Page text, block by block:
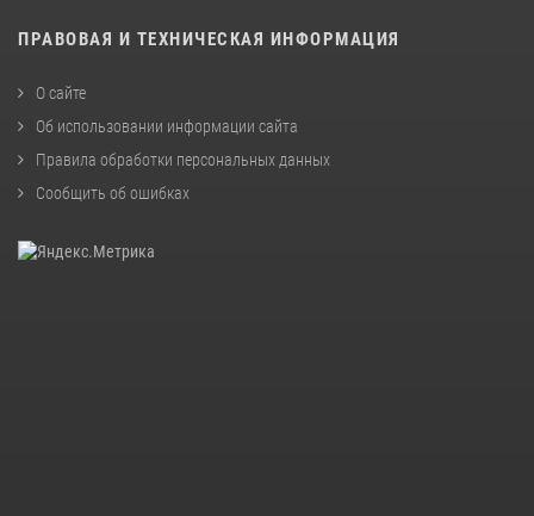
ПРАВОВАЯ И ТЕХНИЧЕСКАЯ ИНФОРМАЦИЯ
О сайте
Об использовании информации сайта
Правила обработки персональных данных
Сообщить об ошибках